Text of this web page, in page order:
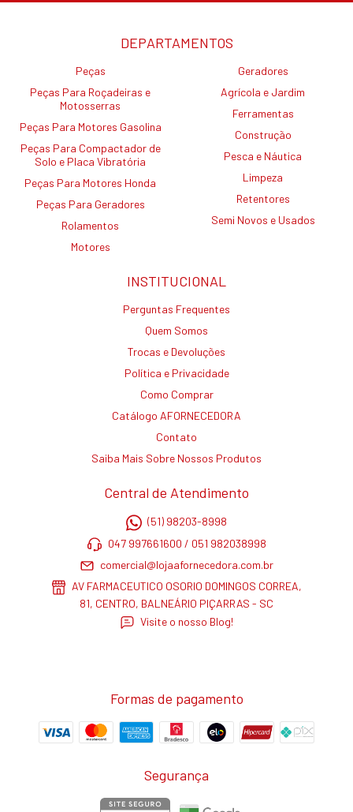
DEPARTAMENTOS
Peças
Peças Para Roçadeiras e
Motosserras
Peças Para Motores Gasolina
Peças Para Compactador de
Solo e Placa Vibratória
Peças Para Motores Honda
Peças Para Geradores
Rolamentos
Motores
Geradores
Agrícola e Jardim
Ferramentas
Construção
Pesca e Náutica
Limpeza
Retentores
Semi Novos e Usados
INSTITUCIONAL
Perguntas Frequentes
Quem Somos
Trocas e Devoluções
Política e Privacidade
Como Comprar
Catálogo AFORNECEDORA
Contato
Saiba Mais Sobre Nossos Produtos
Central de Atendimento
(51) 98203-8998
047 997661600 / 051 982038998
comercial@lojaafornecedora.com.br
AV FARMACEUTICO OSORIO DOMINGOS CORREA,
81, CENTRO, BALNEÁRIO PIÇARRAS - SC
Visite o nosso Blog!
Formas de pagamento
Segurança